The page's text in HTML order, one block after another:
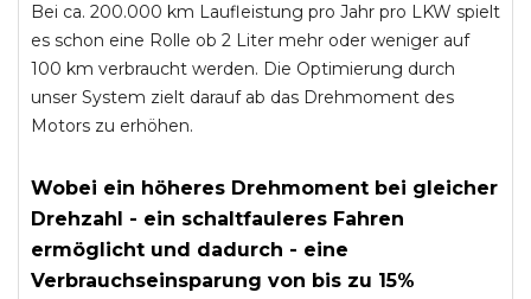
Bei ca. 200.000 km Laufleistung pro Jahr pro LKW spielt
es schon eine Rolle ob 2 Liter mehr oder weniger auf
100 km verbraucht werden. Die Optimierung durch
unser System zielt darauf ab das Drehmoment des
Motors zu erhöhen.
Wobei ein höheres Drehmoment bei gleicher
Drehzahl - ein schaltfauleres Fahren
ermöglicht und dadurch - eine
Verbrauchseinsparung von bis zu 15%